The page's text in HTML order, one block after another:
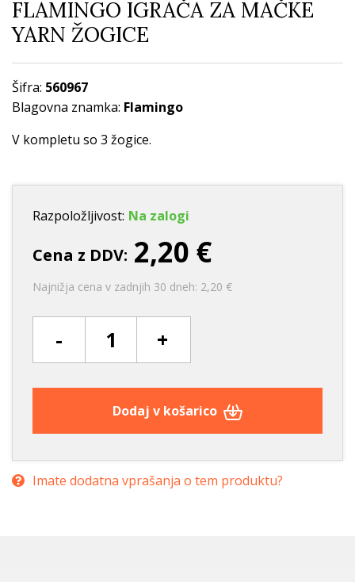
FLAMINGO IGRAČA ZA MAČKE
YARN ŽOGICE
Šifra: 560967
Blagovna znamka: Flamingo
V kompletu so 3 žogice.
Razpoložljivost: Na zalogi
Cena z DDV: 2,20 €
Najnižja cena v zadnjih 30 dneh: 2,20 €
- +
Dodaj v košarico
Imate dodatna vprašanja o tem produktu?